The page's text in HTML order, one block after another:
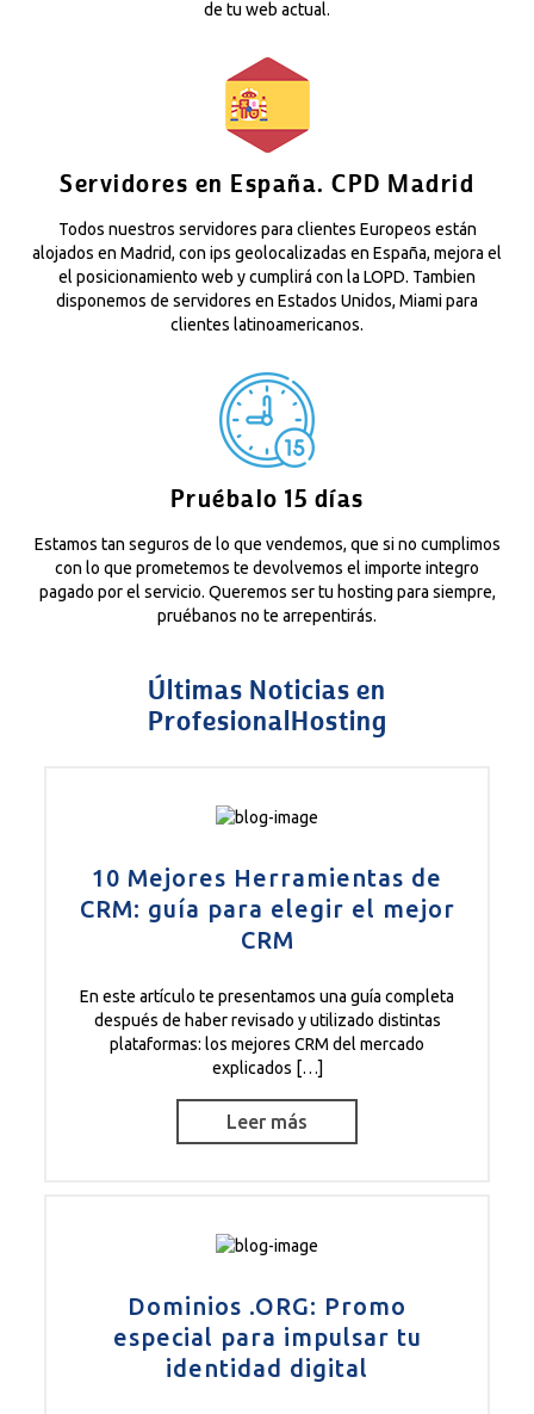
de tu web actual.
Servidores en España. CPD Madrid
Todos nuestros servidores para clientes Europeos están
alojados en Madrid, con ips geolocalizadas en España, mejora el
el posicionamiento web y cumplirá con la LOPD. Tambien
disponemos de servidores en Estados Unidos, Miami para
clientes latinoamericanos.
Pruébalo 15 días
Estamos tan seguros de lo que vendemos, que si no cumplimos
con lo que prometemos te devolvemos el importe integro
pagado por el servicio. Queremos ser tu hosting para siempre,
pruébanos no te arrepentirás.
Últimas Noticias en
ProfesionalHosting
10 Mejores Herramientas de
CRM: guía para elegir el mejor
CRM
En este artículo te presentamos una guía completa
después de haber revisado y utilizado distintas
plataformas: los mejores CRM del mercado
explicados […]
Leer más
Dominios .ORG: Promo
especial para impulsar tu
identidad digital